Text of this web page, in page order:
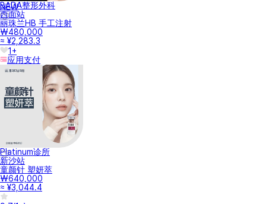
NEW
BADA整形外科
西面站
丽珠兰HB 手工注射
₩480,000
≈ ¥2,283.3
1+
应用支付
Platinum诊所
新沙站
童颜针 塑妍萃
₩640,000
≈ ¥3,044.4